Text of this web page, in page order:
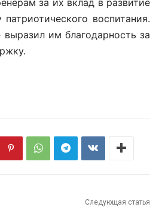
воспитания.
им благодарность за
Следующая статья